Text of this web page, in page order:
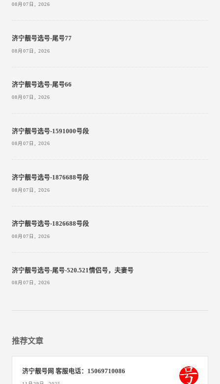
08月07日, 2026
济宁靓号选号-尾号77
08月07日, 2026
济宁靓号选号-尾号66
08月07日, 2026
济宁靓号选号-1591000号段
08月07日, 2026
济宁靓号选号-1876688号段
08月07日, 2026
济宁靓号选号-1826688号段
08月07日, 2026
济宁靓号选号-尾号-520.521情侣号，夫妻号
08月07日, 2026
推荐文章
济宁靓号网 客服电话：15069710086